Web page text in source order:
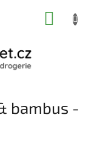
bambus -